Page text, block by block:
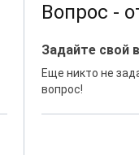
Вопрос -
Задайте свой
Еще никто не
вопрос!